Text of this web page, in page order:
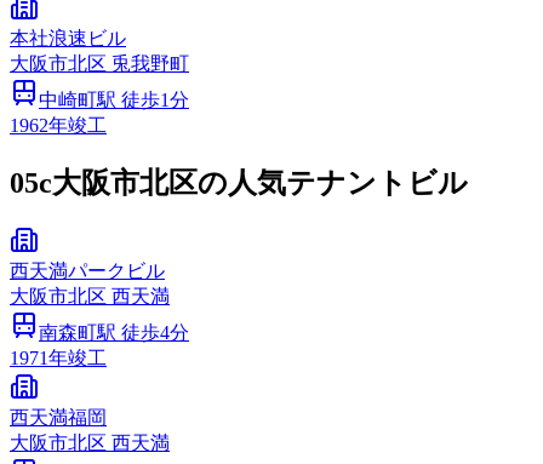
本社浪速ビル
大阪市北区 兎我野町
中崎町駅 徒歩1分
1962年竣工
05c大阪市北区の人気テナントビル
西天満パークビル
大阪市北区 西天満
南森町駅 徒歩4分
1971年竣工
西天満福岡
大阪市北区 西天満